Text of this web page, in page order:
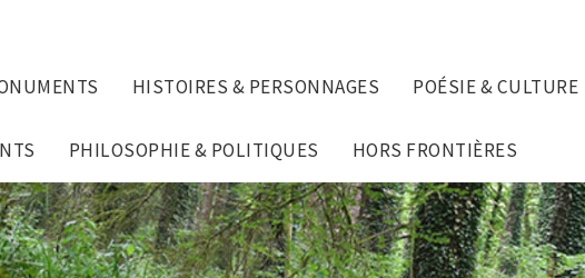
HISTOIRES & PERSONNAGES POÉSIE & CULTURE
PHILOSOPHIE & POLITIQUES HORS FRONTIÈRES